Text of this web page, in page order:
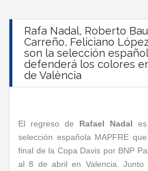
Rafa Nadal, Roberto
Carreño, Feliciano
son la selección
defenderá los colores
de València
El regreso de Rafael Nadal
selección española MAPFRE
final de la Copa Davis por BNP
al 8 de abril en Valencia. Junto